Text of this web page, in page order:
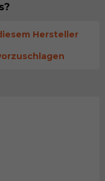
Hersteller